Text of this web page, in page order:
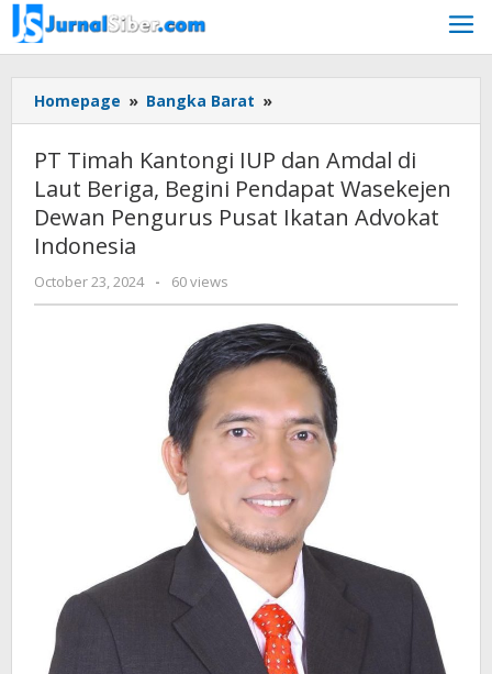
Skip
to
content
Homepage » Bangka Barat »
Timah
IUP
dan
Amdal
Begini
Pendapat
Wasekejen
Dewan
Pengurus
Pusat
Ikatan
Advokat
Indonesia
PT Timah Kantongi IUP dan Amdal di
Laut Beriga, Begini Pendapat Wasekejen
Dewan Pengurus Pusat Ikatan Advokat
Indonesia
October 23, 2024
by
Jurnalsiber
- 60 views